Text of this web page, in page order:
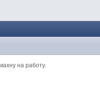
на работу.